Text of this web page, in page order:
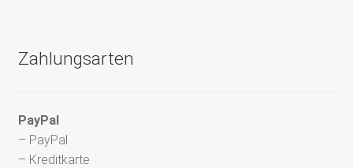
Zahlungsarten
PayPal
– PayPal
– Kreditkarte